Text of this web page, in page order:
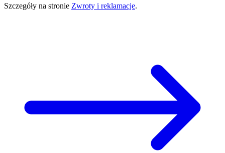
Szczegóły na stronie Zwroty i reklamacje.